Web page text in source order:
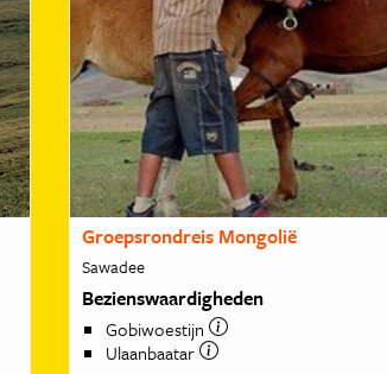
Groepsrondreis Mongolië
Sawadee
Bezienswaardigheden
Gobiwoestijn
Ulaanbaatar